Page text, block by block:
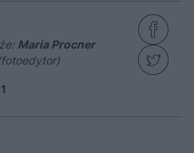
Maria Procner